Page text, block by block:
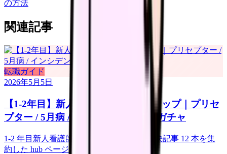
の方法
関連記事
転職ガイド
2026年5月5日
【1-2年目】新人看護師の悩み完全マップ｜プリセ
プター / 5月病 / インシデント / 配属ガチャ
1-2 年目新人看護師の悩み 6 種類とその解決記事 12 本を集
約した hub ページ。